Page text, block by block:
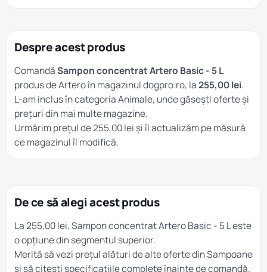
Despre acest produs
ComandăSampon concentrat Artero Basic - 5 L
produs de Artero în magazinul dogpro.ro, la255,00 lei.
L-am inclus în categoriaAnimale, unde găsești oferte și
prețuri din mai multe magazine.
Urmărim prețul de 255,00 lei și îl actualizăm pe măsură
ce magazinul îl modifică.
De ce să alegi acest produs
La 255,00 lei, Sampon concentrat Artero Basic - 5 L este
o opțiune din segmentul superior.
Merită să vezi prețul alături de alte oferte dinSampoane
și să citești specificațiile complete înainte de comandă.